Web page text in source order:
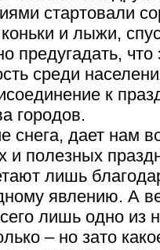
стартовали
и лыжи,
предугадать, что
среди
к
городов.
снега, дает нам
и полезных
лишь
явлению. А
лишь одно из
– но зато